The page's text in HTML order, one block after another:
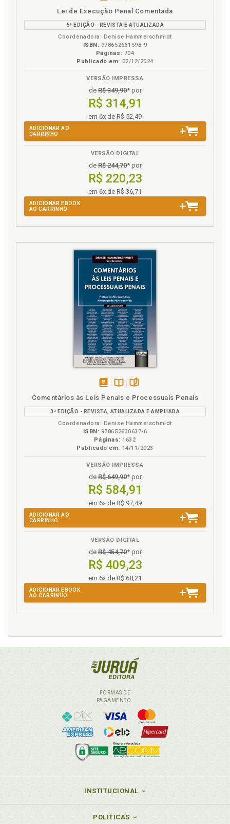
em
eBookB.V.
Lei de Execução Penal Comentada
6ª EDIÇÃO - REVISTA E ATUALIZADA
Coordenadora: Denise Hammerschmidt
ISBN: 978652631598-9
Páginas: 704
Publicado em: 02/12/2024
VERSÃO IMPRESSA
deR$ 349,90* por
R$ 314,91
em 6x de R$ 52,49
ADICIONAR AO
CARRINHO
VERSÃO DIGITAL
deR$ 244,70* por
R$ 220,23
em 6x de R$ 36,71
ADICIONAR EBOOK
AO CARRINHO
eBookB.V.
Comentários às Leis Penais e Processuais Penais
3ª EDIÇÃO - REVISTA, ATUALIZADA E AMPLIADA
Coordenadora: Denise Hammerschmidt
ISBN: 978652630637-6
Páginas: 1632
Publicado em: 14/11/2023
VERSÃO IMPRESSA
deR$ 649,90* por
R$ 584,91
em 6x de R$ 97,49
ADICIONAR AO
CARRINHO
VERSÃO DIGITAL
deR$ 454,70* por
R$ 409,23
em 6x de R$ 68,21
ADICIONAR EBOOK
AO CARRINHO
FORMAS DE
PAGAMENTO
INSTITUCIONAL
POLÍTICAS